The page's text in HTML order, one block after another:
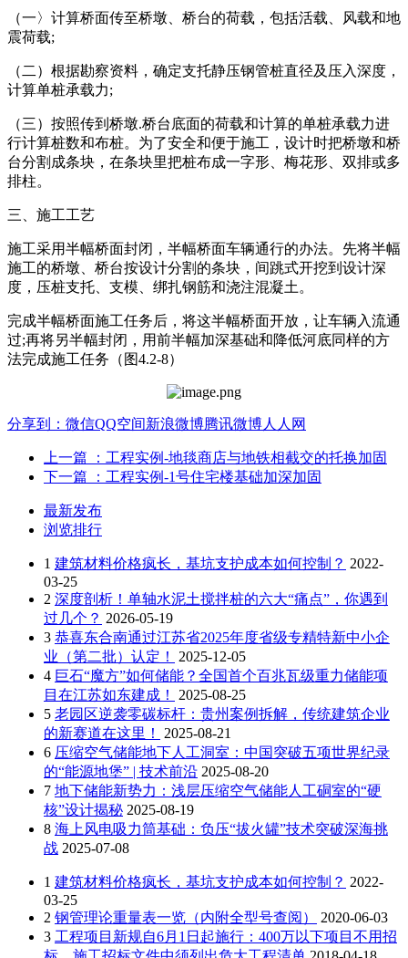
（一〉计算桥面传至桥墩、桥台的荷载，包括活载、风载和地
震荷载;
（二）根据勘察资料，确定支托静压钢管桩直径及压入深度，
计算单桩承载力;
（三）按照传到桥墩.桥台底面的荷载和计算的单桩承载力进
行计算桩数和布桩。为了安全和便于施工，设计时把桥墩和桥
台分割成条块，在条块里把桩布成一字形、梅花形、双排或多
排柱。
三、施工工艺
施工采用半幅桥面封闭，半幅桥面车辆通行的办法。先将半幅
施工的桥墩、桥台按设计分割的条块，间跳式开挖到设计深
度，压桩支托、支模、绑扎钢筋和浇注混凝土。
完成半幅桥面施工任务后，将这半幅桥面开放，让车辆入流通
过;再将另半幅封闭，用前半幅加深基础和降低河底同样的方
法完成施工任务（图4.2-8）
分享到： 微信QQ空间新浪微博腾讯微博人人网
上一篇
：工程实例-地毯商店与地铁相截交的托换加固
下一篇
：工程实例-1号住宅楼基础加深加固
最新发布
浏览排行
1 建筑材料价格疯长，基坑支护成本如何控制？ 2022-
03-25
2 深度剖析！单轴水泥土搅拌桩的六大“痛点”，你遇到
过几个？ 2026-05-19
3 恭喜东合南通过江苏省2025年度省级专精特新中小企
业（第二批）认定！
2025-12-05
4 巨石“魔方”如何储能？全国首个百兆瓦级重力储能项
目在江苏如东建成！
2025-08-25
5 老园区逆袭零碳标杆：贵州案例拆解，传统建筑企业
的新赛道在这里！
2025-08-21
6 压缩空气储能地下人工洞室：中国突破五项世界纪录
的“能源地堡” | 技术前沿 2025-08-20
7 地下储能新势力：浅层压缩空气储能人工硐室的“硬
核”设计揭秘 2025-08-19
8 海上风电吸力筒基础：负压“拔火罐”技术突破深海挑
战 2025-07-08
1 建筑材料价格疯长，基坑支护成本如何控制？ 2022-
03-25
2 钢管理论重量表一览（内附全型号查阅）
2020-06-03
3 工程项目新规自6月1日起施行：400万以下项目不用招